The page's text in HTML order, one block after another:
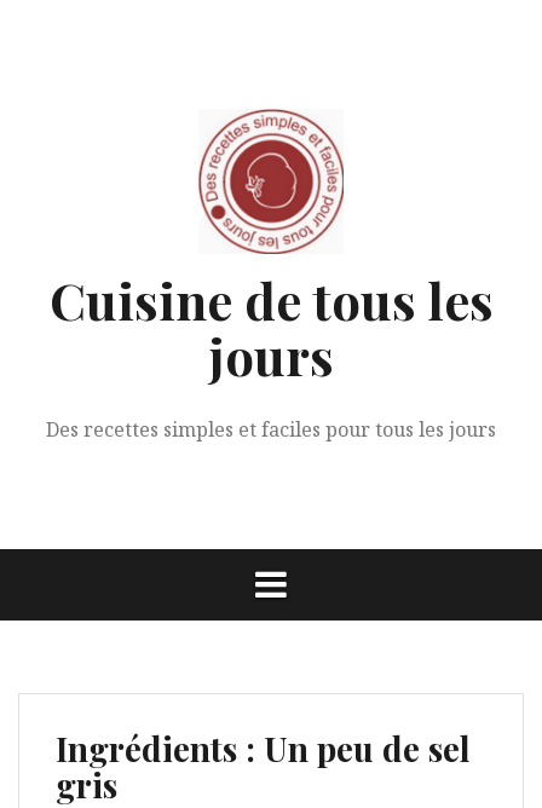
Cuisine de tous les
jours
Des recettes simples et faciles pour tous les jours
Ingrédients : Un peu de sel
gris